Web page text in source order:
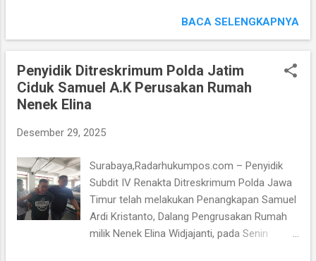
sebagai bagian dari dukungan terhadap
program Strategis Nasional menuju
menyoroti meningkatnya Mobilitas Ma...
Tahun, Polda Jawa Timur memastikan
Pengamanan dan Pengawasan tetap
dilakukan secara menyeluruh diwilayah
Hukum Jawa Timur, guna menjaga situasi
tetap Aman dan Kondusif. Terkait hal itu
disampaikan langsung oleh Direktur Reserse
Robert Da Costa, S.I.K, M.H pada Konferensi
Jawa Timur, Senin (29/12/2025). Kombes Pol
Robert Da Costa juga menegaskan, bahwa
Narkoba ternyata masih menjadi ancaman
serius, yang sangat memerlukan
Kewaspadaan berkelanjutan seluruh pihak,
BACA SELENGKAPNYA
Penyidik Ditreskrimum Polda Jatim
Ciduk Samuel A.K Perusakan Rumah
Nenek Elina
Desember 29, 2025
Surabaya,Radarhukumpos.com – Penyidik
Subdit IV Renakta Ditreskrimum Polda Jawa
Timur telah melakukan Penangkapan Samuel
Ardi Kristanto, Dalang Pengrusakan Rumah
milik Nenek Elina Widjajanti, pada Senin